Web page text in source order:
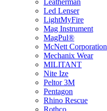
Leatherman
Led Lenser
LightMyFire
Mag Instrument
MagPul®
McNett Corporation
Mechanix Wear
MILITANT
Nite Ize
Peltor 3M
Pentagon
Rhino Rescue
Rothco